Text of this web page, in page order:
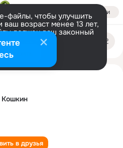
Войти
файлы, чтобы улучшить
ваш возраст менее 13 лет,
должен ваш законный
информации
Кошкин
в друзья